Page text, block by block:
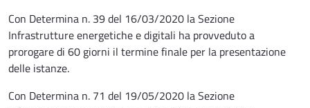
Con Determina n. 39 del 16/03/2020 la Sezione
Infrastrutture energetiche e digitali ha provveduto a
prorogare di 60 giorni il termine finale per la presentazione
delle istanze.
Con Determina n. 71 del 19/05/2020 la Sezione